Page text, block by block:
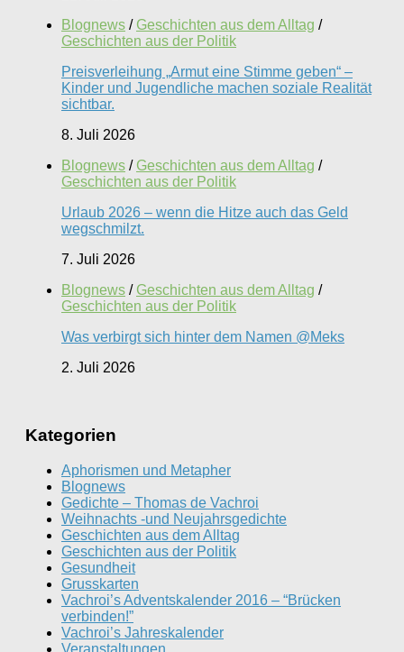
Blognews / Geschichten aus dem Alltag /
Geschichten aus der Politik
Preisverleihung „Armut eine Stimme geben“ –
Kinder und Jugendliche machen soziale Realität
sichtbar.
8. Juli 2026
Blognews / Geschichten aus dem Alltag /
Geschichten aus der Politik
Urlaub 2026 – wenn die Hitze auch das Geld
wegschmilzt.
7. Juli 2026
Blognews / Geschichten aus dem Alltag /
Geschichten aus der Politik
Was verbirgt sich hinter dem Namen @Meks
2. Juli 2026
Kategorien
Aphorismen und Metapher
Blognews
Gedichte – Thomas de Vachroi
Weihnachts -und Neujahrsgedichte
Geschichten aus dem Alltag
Geschichten aus der Politik
Gesundheit
Grusskarten
Vachroi’s Adventskalender 2016 – “Brücken
verbinden!”
Vachroi’s Jahreskalender
Veranstaltungen